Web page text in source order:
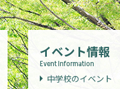
イベント情報
Event Information
中学校のイベント